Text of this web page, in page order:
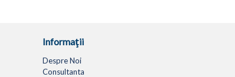
Informaţii
Despre Noi
Consultanta